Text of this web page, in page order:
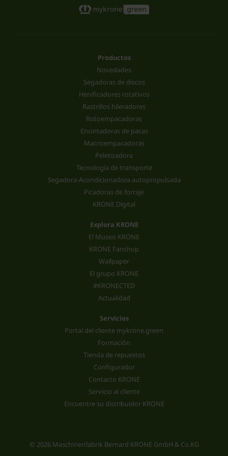
Productos
Novedades
Segadoras de discos
Henificadores rotativos
Rastrillos hileradores
Rotoempacadoras
Encintadoras de pacas
Macroempacadoras
Peletizadora
Tecnología de transporte
Segadora-Acondicionadora autopropulsada
Picadoras de forraje
KRONE Digital
Explora KRONE
El Museo KRONE
KRONE Fanshop
Wallpaper
El grupo KRONE
#KRONECTED
Actualidad
Servicios
Portal del cliente mykrone.green
Formación
Tienda de repuestos
Configurador
Contacto KRONE
Servicio al cliente
Encuentre su distribuidor KRONE
© 2026 Maschinenfabrik Bernard KRONE GmbH & Co.KG